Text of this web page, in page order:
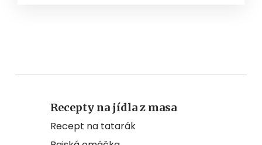
Recepty na jídla z masa
Recept na tatarák